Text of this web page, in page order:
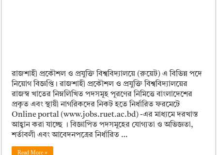
রাজশাহী প্রকৌশল ও প্রযুক্তি বিশ্ববিদ্যালয়ে (রুয়েট) এ বিভিন্ন পদে
নিয়োগ বিজ্ঞপ্তি। রাজশাহী প্রকৌশল ও প্রযুক্তি বিশ্ববিদ্যালয়ের
রাজস্ব খাতের নিম্নলিখিত পদসমূহ পূরণের নিমিত্তে বাংলাদেশের
প্রকৃত এবং স্থায়ী নাগরিকদের নিকট হতে নির্ধারিত ফরমেটে
Online portal (www.jobs.ruet.ac.bd) -এর মাধ্যমে দরখাস্ত
আহ্বান করা যাচ্ছে । বিজ্ঞাপিত পদসমূহের যোগ্যতা ও অভিজ্ঞতা,
শর্তাবলী এবং আবেদনপত্রের নির্ধারিত …
Read More »